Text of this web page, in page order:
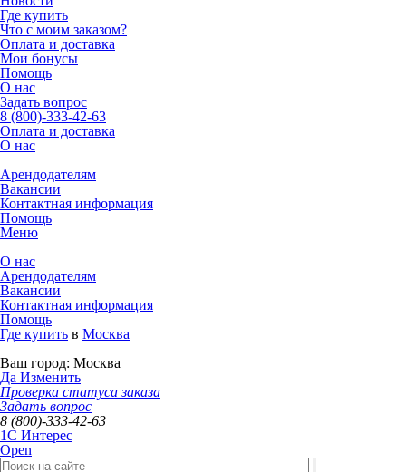
Где купить
Что с моим заказом?
Оплата и доставка
Мои бонусы
Помощь
О нас
Задать вопрос
8 (800)-333-42-63
Оплата и доставка
О нас
Арендодателям
Вакансии
Контактная информация
Помощь
Меню
О нас
Арендодателям
Вакансии
Контактная информация
Помощь
Где купить в Москва
Ваш город: Москва
Да Изменить
Проверка статуса заказа
Задать вопрос
8 (800)-333-42-63
1C Интерес
Open